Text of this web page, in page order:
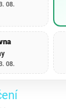
08.
08.